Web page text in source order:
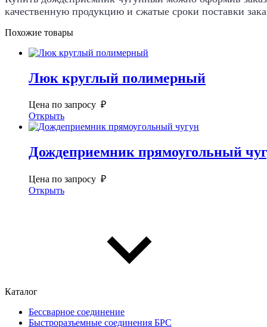
качественную продукцию и сжатые сроки поставки
Похожие товары
Люк круглый полимерный
Цена по запросу ₽
Открыть
Дождеприемник прямоугольный
Цена по запросу ₽
Открыть
Каталог
Бессварное соединение
Быстроразъемные соединения БРС